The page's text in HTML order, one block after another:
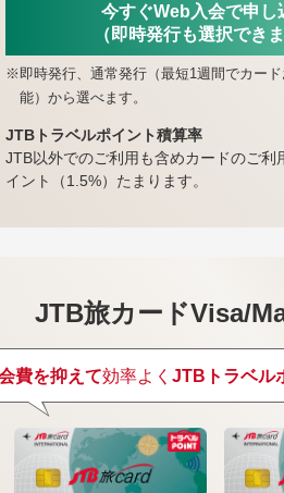
今すぐWeb入会で申し
（即時発行も選択できま
※ 即時発行、通常発行（最短1週間でカー
能）から選べます。
JTBトラベルポイント積算率
JTB以外でのご利用も含めカードのご利
イント（1.5%）たまります。
JTB旅カードVisa/
費を抑えて効率よくJTBトラベル